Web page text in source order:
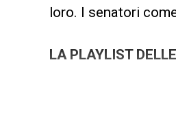
loro. I senatori
LA PLAYLIST